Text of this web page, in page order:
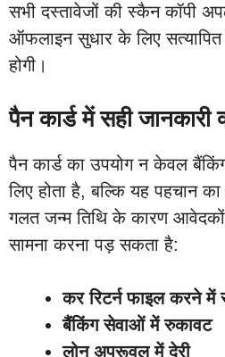
सभी दस्तावेजों की स्कैन कॉपी
ऑफलाइन सुधार के लिए सत्यापित
होगी।
पैन कार्ड में सही जानकारी
पैन कार्ड का उपयोग न केवल
लिए होता है, बल्कि यह पहचान का
गलत जन्म तिथि के कारण
सामना करना पड़ सकता है:
कर रिटर्न फाइल करने में
बैंकिंग सेवाओं में रुकावट
लोन अप्रूवल में देरी